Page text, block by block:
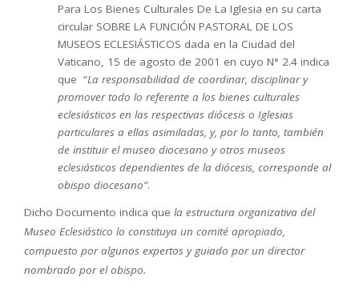
Para Los Bienes Culturales De La Iglesia en su carta
circular SOBRE LA FUNCIÓN PASTORAL DE LOS
MUSEOS ECLESIÁSTICOS dada en la Ciudad del
Vaticano, 15 de agosto de 2001 en cuyo N° 2.4 indica
que “La responsabilidad de coordinar, disciplinar y
promover todo lo referente a los bienes culturales
eclesiásticos en las respectivas diócesis o Iglesias
particulares a ellas asimiladas, y, por lo tanto, también
de instituir el museo diocesano y otros museos
eclesiásticos dependientes de la diócesis, corresponde al
obispo diocesano”.
Dicho Documento indica que la estructura organizativa del
Museo Eclesiástico lo constituya un comité apropiado,
compuesto por algunos expertos y guiado por un director
nombrado por el obispo.